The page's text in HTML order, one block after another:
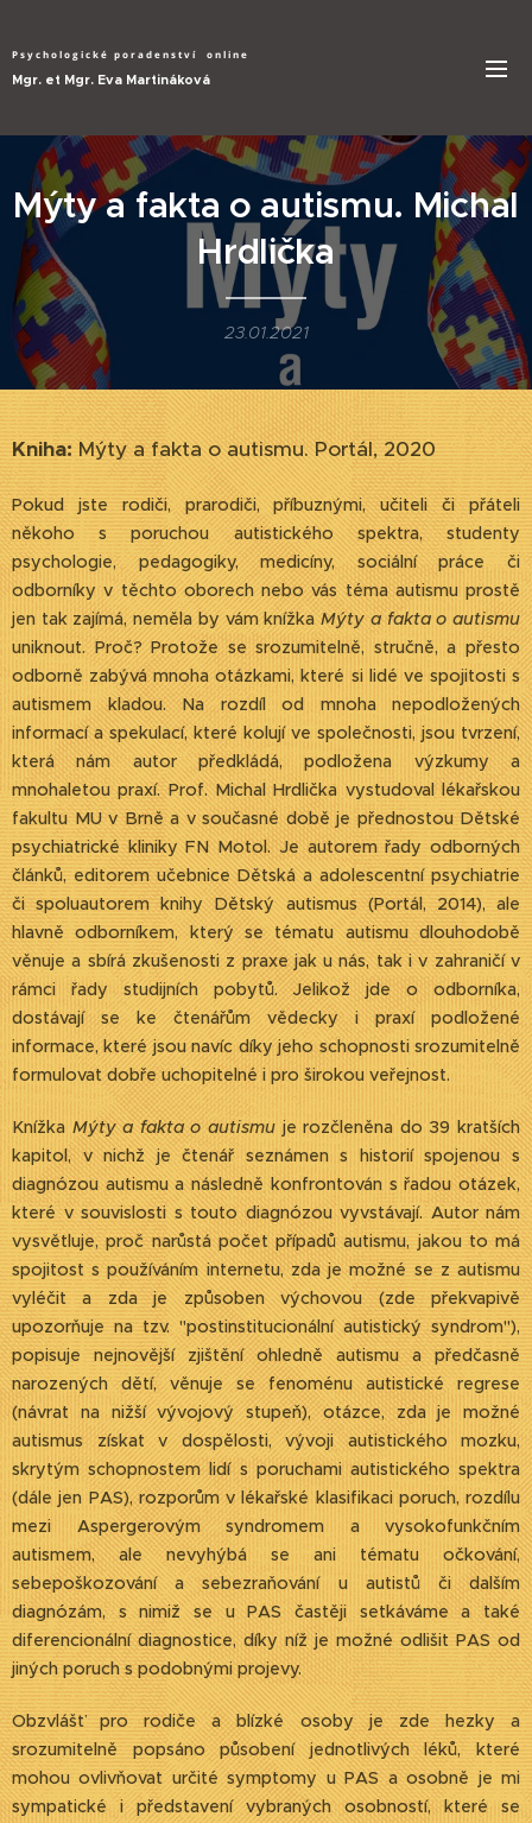
Psychologické poradenství online
Mgr. et Mgr. Eva Martináková
Mýty a fakta o autismu. Michal
Hrdlička
23.01.2021
Kniha:Mýty a fakta o autismu. Portál, 2020
Pokud jste rodiči, prarodiči, příbuznými, učiteli či přáteli
někoho s poruchou autistického spektra, studenty
psychologie, pedagogiky, medicíny, sociální práce či
odborníky v těchto oborech nebo vás téma autismu prostě
jen tak zajímá, neměla by vám knížkaMýty a fakta o autismu
uniknout. Proč? Protože se srozumitelně, stručně, a přesto
odborně zabývá mnoha otázkami, které si lidé ve spojitosti s
autismem kladou. Na rozdíl od mnoha nepodložených
informací a spekulací, které kolují ve společnosti, jsou tvrzení,
která nám autor předkládá, podložena výzkumy a
mnohaletou praxí. Prof. Michal Hrdlička vystudoval lékařskou
fakultu MU v Brně a v současné době je přednostou Dětské
psychiatrické kliniky FN Motol. Je autorem řady odborných
článků, editorem učebnice Dětská a adolescentní psychiatrie
či spoluautorem knihy Dětský autismus (Portál, 2014), ale
hlavně odborníkem, který se tématu autismu dlouhodobě
věnuje a sbírá zkušenosti z praxe jak u nás, tak i v zahraničí v
rámci řady studijních pobytů. Jelikož jde o odborníka,
dostávají se ke čtenářům vědecky i praxí podložené
informace, které jsou navíc díky jeho schopnosti srozumitelně
formulovat dobře uchopitelné i pro širokou veřejnost.
Knížka Mýty a fakta o autismu je rozčleněna do 39 kratších
kapitol, v nichž je čtenář seznámen s historií spojenou s
diagnózou autismu a následně konfrontován s řadou otázek,
které v souvislosti s touto diagnózou vyvstávají. Autor nám
vysvětluje, proč narůstá počet případů autismu, jakou to má
spojitost s používáním internetu, zda je možné se z autismu
vyléčit a zda je způsoben výchovou (zde překvapivě
upozorňuje na tzv. "postinstitucionální autistický syndrom"),
popisuje nejnovější zjištění ohledně autismu a předčasně
narozených dětí, věnuje se fenoménu autistické regrese
(návrat na nižší vývojový stupeň), otázce, zda je možné
autismus získat v dospělosti, vývoji autistického mozku,
skrytým schopnostem lidí s poruchami autistického spektra
(dále jen PAS), rozporům v lékařské klasifikaci poruch, rozdílu
mezi Aspergerovým syndromem a vysokofunkčním
autismem, ale nevyhýbá se ani tématu očkování,
sebepoškozování a sebezraňování u autistů či dalším
diagnózám, s nimiž se u PAS častěji setkáváme a také
diferencionální diagnostice, díky níž je možné odlišit PAS od
jiných poruch s podobnými projevy.
Obzvlášť pro rodiče a blízké osoby je zde hezky a
srozumitelně popsáno působení jednotlivých léků, které
mohou ovlivňovat určité symptomy u PAS a osobně je mi
sympatické i představení vybraných osobností, které se